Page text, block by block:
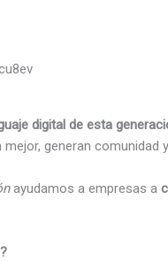
digital de esta
generan comunidad
ayudamos a empresas a